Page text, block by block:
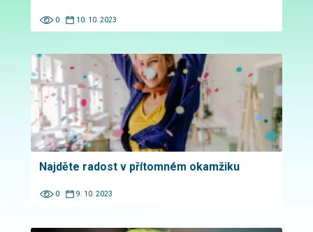
0 10. 10. 2023
Najděte radost v přítomném okamžiku
0 9. 10. 2023